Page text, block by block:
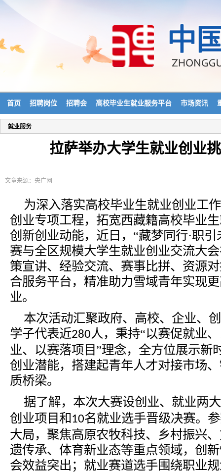
首页 招聘岗位 招聘会 高校毕业生就业服务平台 市场资讯
就业服务
拉萨举办大学生就业创业
文章来源：央广网
为深入落实高校毕业生就业创业工
创业专项工程，拓宽西藏籍高校毕业
创新创业动能，近日， “藏梦同行·职
赛与全区规模大学生就业创业交流大
策宣讲、经验交流、赛事比拼、资源
合服务平台，精准助力雪域青年实现
业。
本次活动汇聚政府、高校、企业、
学子代表近280人，秉持“以赛促就业
业、以赛落项目”理念，全方位展示新
创业潜能，搭建起青年人才对接市场
质桥梁。
据了解，本次大赛设创业、就业两
创业项目和 10名就业选手晋级决赛。
大局，聚焦高原农牧科技、乡村振兴
遗传承、体育新业态等重点领域，创
会效益突出；就业赛道选手围绕职业